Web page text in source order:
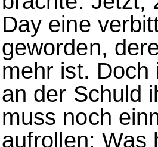
Day eine
geworden,
mehr ist. Doch
an der Schuld
muss noch
aufrollen: Was